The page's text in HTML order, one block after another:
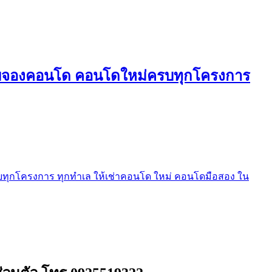
องคอนโด คอนโดใหม่ครบทุกโครงการ
โครงการ ทุกทำเล ให้เช่าคอนโด ใหม่ คอนโดมือสอง ใน